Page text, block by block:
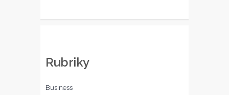
Rubriky
Business